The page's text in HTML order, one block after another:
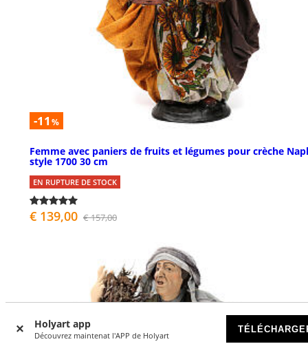
Holyart app
Découvrez maintenat l'APP de Holyart
-11 %
Femme avec paniers de fruits et légumes pour crèche
style 1700 30 cm
EN RUPTURE DE STOCK
€ 139,00 € 157,00